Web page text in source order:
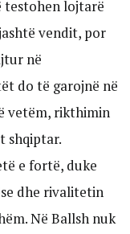
testohen lojtarë
vendit, por
në
do të garojnë në
vetëm, rikthimin
shqiptar.
e fortë, duke
dhe rivalitetin
Në Ballsh nuk